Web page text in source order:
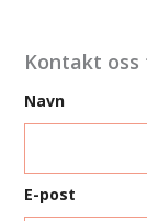
Kontakt
Navn
E-post